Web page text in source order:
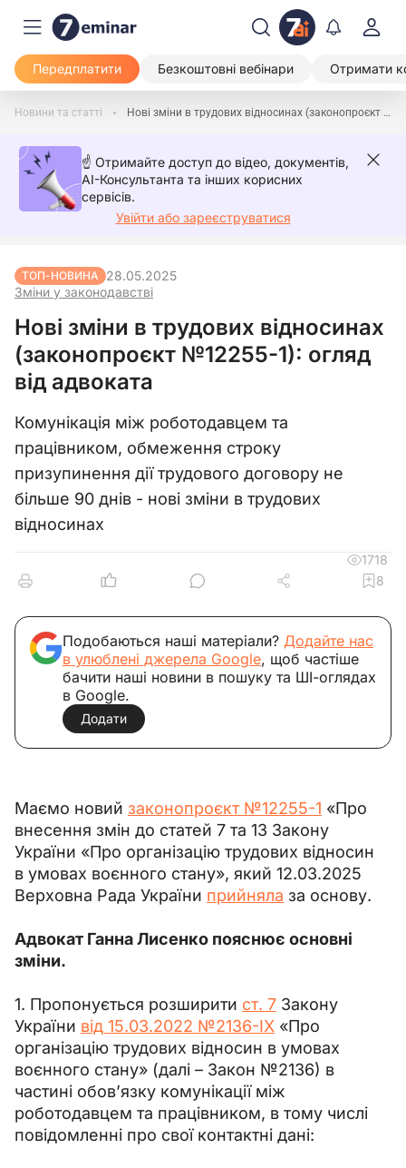
Передплатити Безкоштовні вебінари Отримати
Новини та статті Нові зміни в трудових відносинах (законопроєкт №12255-1): огляд від адвоката
☝️ Отримайте доступ до відео, документів,
AI-Консультанта та інших корисних
сервісів.
Увійти або зареєструватися
ТОП-НОВИНА
Зміни у законодавстві
28.05.2025
Нові зміни в трудових відносинах
(законопроєкт №12255-1): огляд
від адвоката
Комунікація між роботодавцем та
працівником, обмеження строку
призупинення дії трудового договору не
більше 90 днів - нові зміни в трудових
відносинах
1718
8
Подобаються наші матеріали? Додайте нас
в улюблені джерела Google, щоб частіше
бачити наші новини в пошуку та ШІ-оглядах
в Google.
Додати
Маємо новий законопроєкт №12255-1 «Про
внесення змін до статей 7 та 13 Закону
України «Про організацію трудових відносин
в умовах воєнного стану», який 12.03.2025
Верховна Рада України прийняла за основу.
Адвокат Ганна Лисенко пояснює основні
зміни.
1. Пропонується розширити ст. 7 Закону
України від 15.03.2022 №2136-IX «Про
організацію трудових відносин в умовах
воєнного стану» (далі – Закон №2136) в
частині обовʼязку комунікації між
роботодавцем та працівником, в тому числі
повідомленні про свої контактні дані: